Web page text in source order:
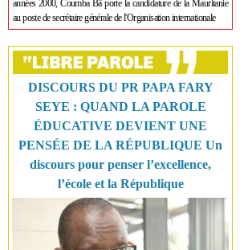
années 2000, Coumba Bâ porte la candidature de la Mauritanie
au poste de secrétaire générale de l'Organisation internationale
DISCOURS DU PR PAPA FARY
SEYE : QUAND LA PAROLE
ÉDUCATIVE DEVIENT UNE
PENSÉE DE LA RÉPUBLIQUE Un
discours pour penser l’excellence,
l’école et la République